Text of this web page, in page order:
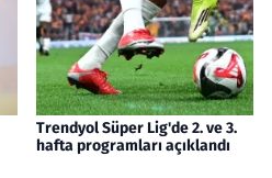
Trendyol Süper Lig'de 2. ve 3.
hafta programları açıklandı